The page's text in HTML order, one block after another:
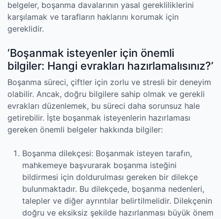
belgeler, boşanma davalarının yasal gerekliliklerini
karşılamak ve tarafların haklarını korumak için
gereklidir.
‘Boşanmak isteyenler için önemli
bilgiler: Hangi evrakları hazırlamalısınız?’
Boşanma süreci, çiftler için zorlu ve stresli bir deneyim
olabilir. Ancak, doğru bilgilere sahip olmak ve gerekli
evrakları düzenlemek, bu süreci daha sorunsuz hale
getirebilir. İşte boşanmak isteyenlerin hazırlaması
gereken önemli belgeler hakkında bilgiler:
Boşanma dilekçesi: Boşanmak isteyen tarafın,
mahkemeye başvurarak boşanma isteğini
bildirmesi için doldurulması gereken bir dilekçe
bulunmaktadır. Bu dilekçede, boşanma nedenleri,
talepler ve diğer ayrıntılar belirtilmelidir. Dilekçenin
doğru ve eksiksiz şekilde hazırlanması büyük önem